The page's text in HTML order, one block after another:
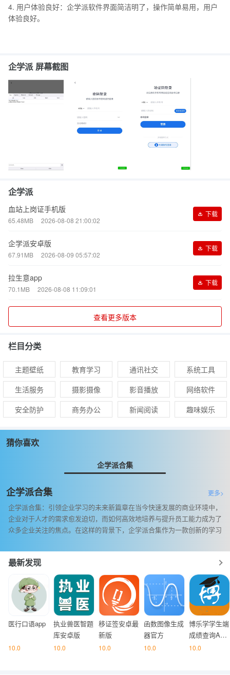
4. 用户体验良好：企学派软件界面简洁明了，操作简单易用，用户
体验良好。
企学派 屏幕截图
企学派
血站上岗证手机版
65.48MB 2026-08-08 21:00:02
下载
企学派安卓版
67.91MB 2026-08-09 05:57:02
下载
拉生意app
70.1MB 2026-08-08 11:09:01
下载
查看更多版本
栏目分类
主题壁纸 教育学习 通讯社交
系统工具
生活服务
摄影摄像 影音播放
网络软件
安全防护
商务办公 新闻阅读 趣味娱乐
猜你喜欢
企学派合集
企学派合集 更多>
企学派合集：引领企业学习的未来新篇章在当今快速发展的商业环境中，
企业对于人才的需求愈发迫切，而如何高效地培养与提升员工能力成为了
众多企业关注的焦点。在这样的背景下，企学派合集作为一款创新的学习
习体
最新发现
医行口语app
10.0
执业兽医智题
库安卓版
10.0
移证签安卓最
新版
10.0
函数图像生成
器官方
10.0
博乐学学生端
成绩查询APP
下载地址
10.0